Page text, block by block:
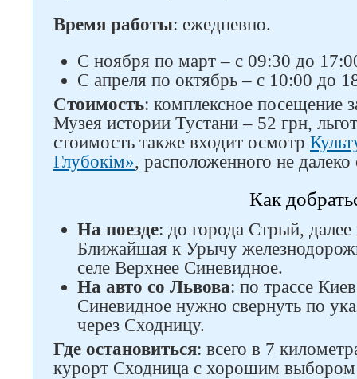
Время работы: ежедневно.
С ноября по март – с 09:30 до
С апреля по октябрь – с 10:00 до
Стоимость: комплексное посещение
Музея истории Тустани – 52 грн,
стоимость также входит осмотр
Глубокім», расположенного не далеко
Как
На поезде: до города Стрый,
Ближайшая к Урычу
селе Верхнее Синевидное.
На авто со Львова: по трассе
Синевидное нужно свернуть по
через Сходницу.
Где остановиться: всего в 7
курорт Сходница с хорошим